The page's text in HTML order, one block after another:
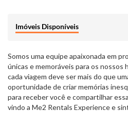
Imóveis Disponíveis
Somos uma equipe apaixonada em
únicas e memoráveis para os
cada viagem deve ser mais do que
oportunidade de criar memórias
para receber você e compartilhar
vindo a Me2 Rentals Experience e